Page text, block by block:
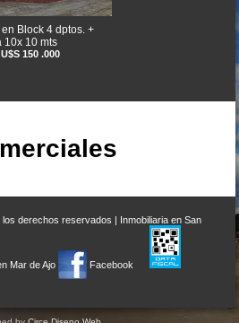
en Block 4 dptos. +
10x 10 mts
U$S 150 .000
amb. Quinteros 1070
S.
los derechos reservados | Inmobiliaria en San
Mar de Ajo Facebook